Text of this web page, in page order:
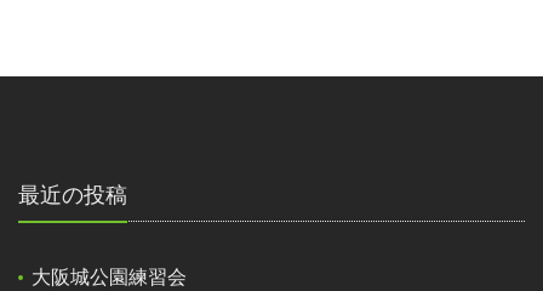
最近の投稿
大阪城公園練習会